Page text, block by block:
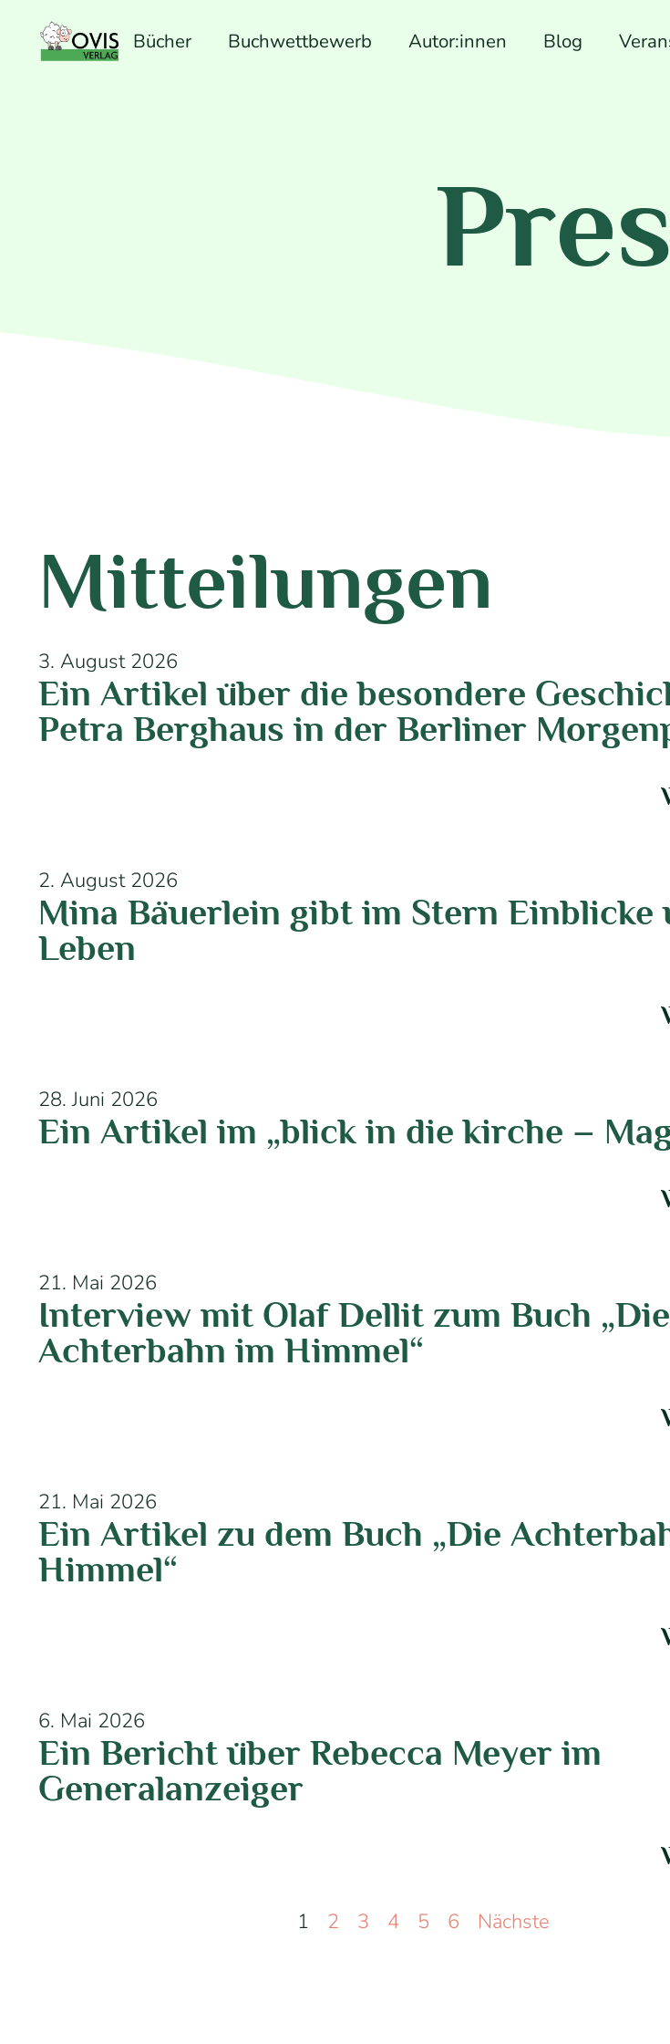
Bücher Buchwettbewerb Autor:innen Blog
Mitteilungen
3. August 2026
Ein Artikel über die besondere
Petra Berghaus in der Berliner
2. August 2026
Mina Bäuerlein gibt im Stern Einblicke
Leben
28. Juni 2026
Ein Artikel im „blick in die kirche –
21. Mai 2026
Interview mit Olaf Dellit zum Buch „Die
Achterbahn im Himmel“
21. Mai 2026
Ein Artikel zu dem Buch „Die
Himmel“
6. Mai 2026
Ein Bericht über Rebecca Meyer im
Generalanzeiger
1 2 3 4 5 6 Nächste